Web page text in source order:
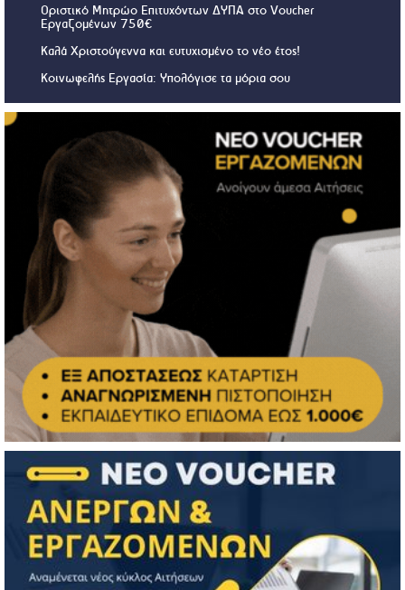
Οριστικό Μητρώο Επιτυχόντων ΔΥΠΑ στο Voucher
Εργαζομένων 750€
Καλά Χριστούγεννα και ευτυχισμένο το νέο έτος!
Κοινωφελής Εργασία: Υπολόγισε τα μόρια σου